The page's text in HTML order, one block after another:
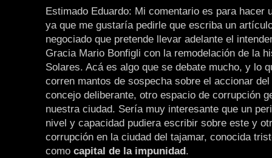
Estimado Eduardo: Mi comentario es para hacer
ya que me gustaría pedirle que escriba un
negociado que pretende llevar adelante el
Gracia Mario Bonfigli con la remodelación de la
Solares. Acá es algo que se debate mucho, y lo
corren mantos de sospecha sobre el accionar
concejo deliberante, otro espacio de corrupción
nuestra ciudad. Sería muy interesante que un
nivel y capacidad pudiera escribir sobre este y
corrupción en la ciudad del tajamar, conocida
como capital de la impunidad.